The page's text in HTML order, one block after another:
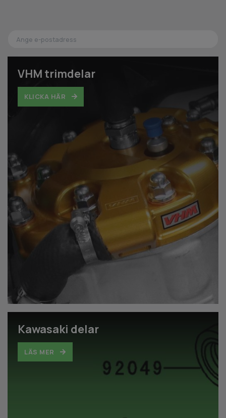
VHM trimdelar
KLICKA HÄR
Kawasaki delar
LÄS MER